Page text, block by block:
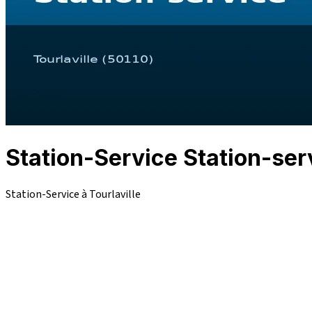
Station-Service Station-
Station-Service à Tourlaville